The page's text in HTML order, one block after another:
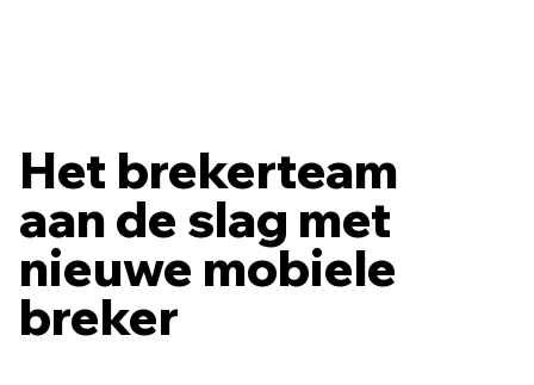
Het brekerteam
aan de slag met
nieuwe mobiele
breker